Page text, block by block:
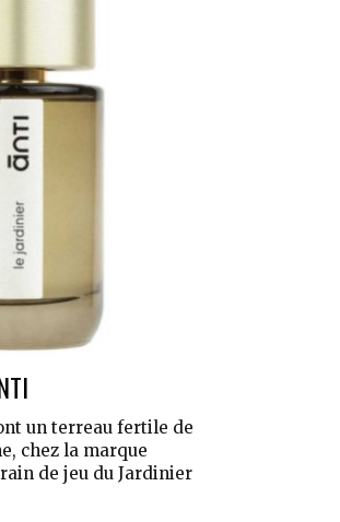
un terreau fertile de
chez la marque
de jeu du Jardinier